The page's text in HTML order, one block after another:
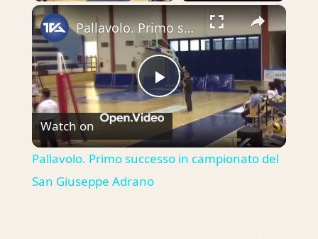
×
Play
Video
Pallavolo. Primo successo in campionato del San Giuseppe Adrano
Watch on
Pallavolo. Primo successo in campionato del
San Giuseppe Adrano